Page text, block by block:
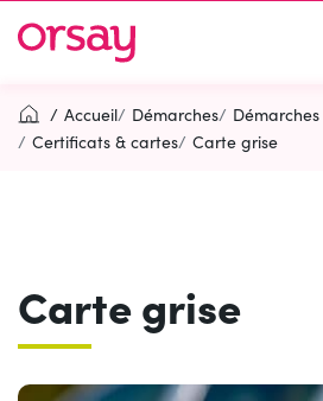
navigation
au
au
page
Ville d’Orsay
Contactez-nous
Accueil Démarches
Certificats & cartes
Carte grise
Carte grise